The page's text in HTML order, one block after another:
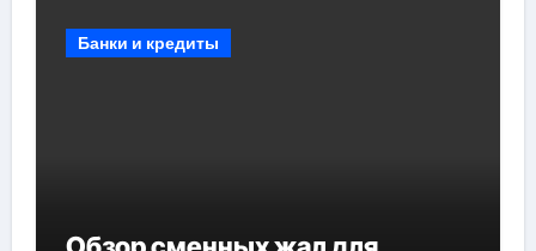
Банки и кредиты